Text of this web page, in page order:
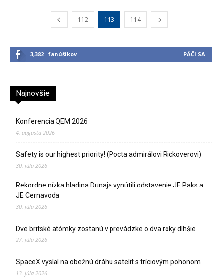
112 113 114
3,382 fanúšikov PÁČI SA
Najnovšie
Konferencia QEM 2026
4. augusta 2026
Safety is our highest priority! (Pocta admirálovi Rickoverovi)
30. júla 2026
Rekordne nízka hladina Dunaja vynútili odstavenie JE Paks a
JE Cernavoda
30. júla 2026
Dve britské atómky zostanú v prevádzke o dva roky dlhšie
27. júla 2026
SpaceX vyslal na obežnú dráhu satelit s tríciovým pohonom
13. júla 2026